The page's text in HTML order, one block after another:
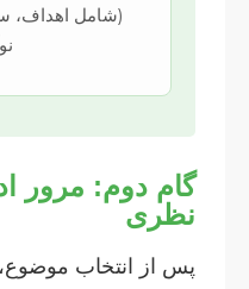
(شامل اهداف،
گام دوم: مرور
نظری
پس از انتخاب